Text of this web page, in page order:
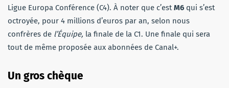
Ligue Europa Conférence (C4). À noter que c’estM6 qui s’est
octroyée, pour 4 millions d’euros par an, selon nous
confrères de l’Équipe, la finale de la C1. Une finale qui sera
tout de même proposée aux abonnées de Canal+.
Un gros chèque